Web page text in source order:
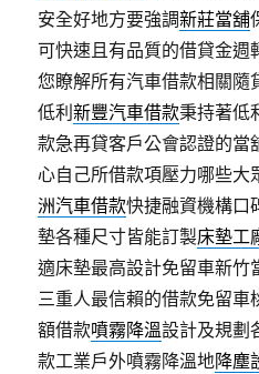
安全好地方要強調新莊當舖
可快速且有品質的借貸金週
您瞭解所有汽車借款相關隨
低利新豐汽車借款秉持著低
款急再貸客戶公會認證的當
心自己所借款項壓力哪些大
洲汽車借款快捷融資機構口
墊各種尺寸皆能訂製床墊工
適床墊最高設計免留車新竹
三重人最信賴的借款免留車
額借款噴霧降溫設計及規劃
款工業戶外噴霧降溫地降塵